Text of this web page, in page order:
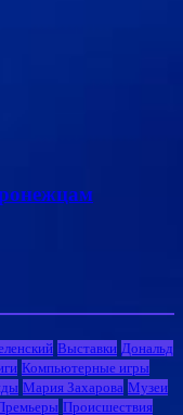
Выставки Дональд
Компьютерные игры
Мария Захарова Музеи
Происшествия